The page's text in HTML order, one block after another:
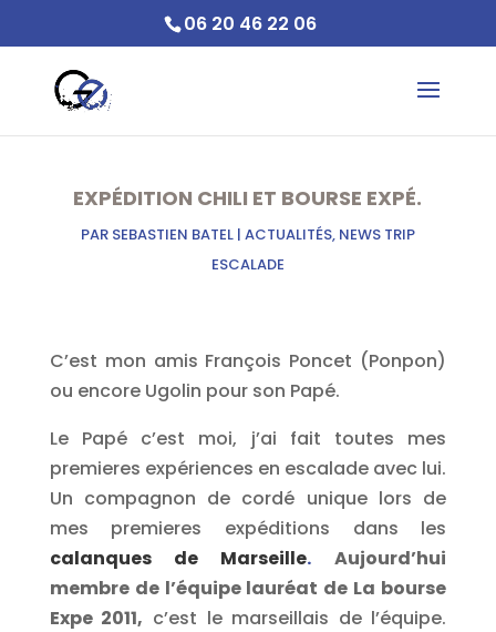
06 20 46 22 06
EXPÉDITION CHILI ET BOURSE EXPÉ.
PAR SEBASTIEN BATEL| ACTUALITÉS, NEWS TRIP
ESCALADE
C’est mon amis François Poncet (Ponpon)
ou encore Ugolin pour son Papé.
Le Papé c’est moi, j’ai fait toutes mes
premieres expériences en escalade avec lui.
Un compagnon de cordé unique lors de
mes premieres expéditions dans les
calanques de Marseille.
Aujourd’hui
membre de l’équipe lauréat de La bourse
Expe 2011, c’est le marseillais de l’équipe.